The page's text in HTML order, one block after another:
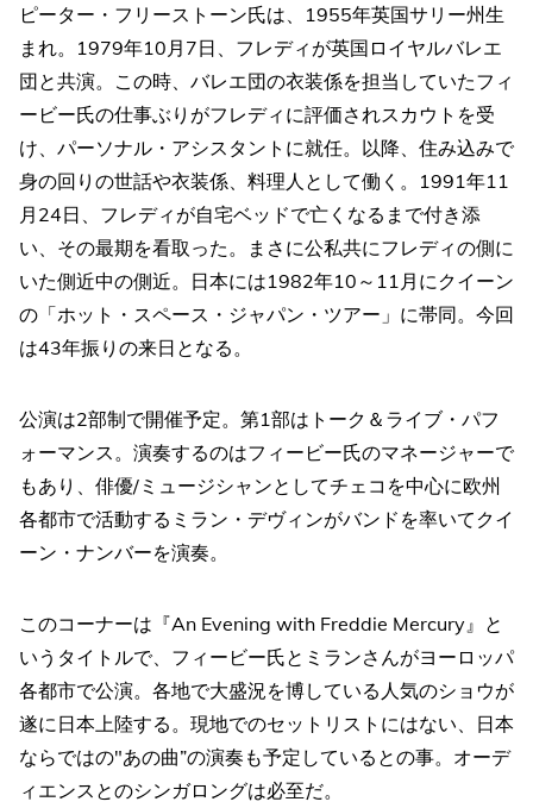
ピーター・フリーストーン氏は、1955年英国サリー州生
まれ。1979年10月7日、フレディが英国ロイヤルバレエ
団と共演。この時、バレエ団の衣装係を担当していたフィ
ービー氏の仕事ぶりがフレディに評価されスカウトを受
け、パーソナル・アシスタントに就任。以降、住み込みで
身の回りの世話や衣装係、料理人として働く。1991年11
月24日、フレディが自宅ベッドで亡くなるまで付き添
い、その最期を看取った。まさに公私共にフレディの側に
いた側近中の側近。日本には1982年10～11月にクイーン
の「ホット・スペース・ジャパン・ツアー」に帯同。今回
は43年振りの来日となる。
公演は2部制で開催予定。第1部はトーク＆ライブ・パフ
ォーマンス。演奏するのはフィービー氏のマネージャーで
もあり、俳優/ミュージシャンとしてチェコを中心に欧州
各都市で活動するミラン・デヴィンがバンドを率いてクイ
ーン・ナンバーを演奏。
このコーナーは『An Evening with Freddie Mercury』と
いうタイトルで、フィービー氏とミランさんがヨーロッパ
各都市で公演。各地で大盛況を博している人気のショウが
遂に日本上陸する。現地でのセットリストにはない、日本
ならではの"あの曲”の演奏も予定しているとの事。オーデ
ィエンスとのシンガロングは必至だ。